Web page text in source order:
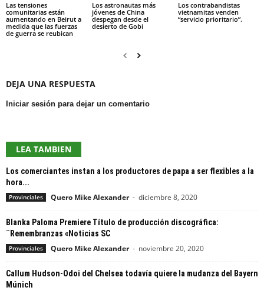
Las tensiones
comunitarias están
aumentando en Beirut a
medida que las fuerzas
de guerra se reubican
Los astronautas más
jóvenes de China
despegan desde el
desierto de Gobi
Los contrabandistas
vietnamitas venden
“servicio prioritario”.
DEJA UNA RESPUESTA
Iniciar sesión para dejar un comentario
LEA TAMBIEN
Los comerciantes instan a los productores de papa a ser flexibles a la
hora...
Provinciales Quero Mike Alexander - diciembre 8, 2020
Blanka Paloma Premiere Título de producción discográfica:
¨Remembranzas «Noticias SC
Provinciales Quero Mike Alexander - noviembre 20, 2020
Callum Hudson-Odoi del Chelsea todavía quiere la mudanza del Bayern
Múnich